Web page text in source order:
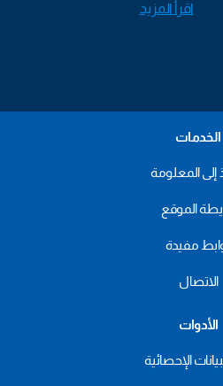
اقرأ المزيد
الخدمات
إلى المعلومة
الموقع
مفيدة
الاتصال
الأدوات
الإحصائية